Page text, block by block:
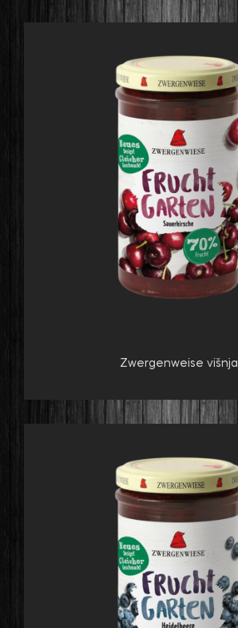
Zwergenweise višnja